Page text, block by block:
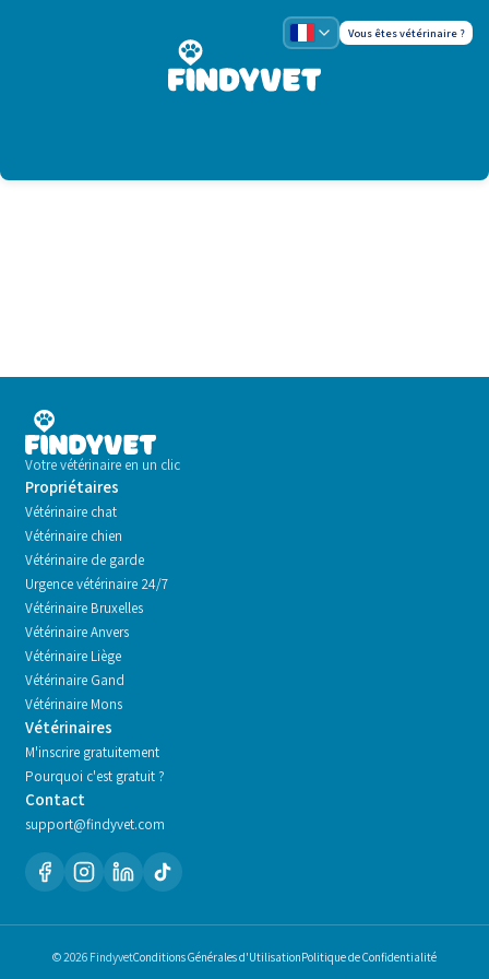
Vous êtes vétérinaire ?
Votre vétérinaire en un clic
Propriétaires
Vétérinaire chat
Vétérinaire chien
Vétérinaire de garde
Urgence vétérinaire 24/7
Vétérinaire Bruxelles
Vétérinaire Anvers
Vétérinaire Liège
Vétérinaire Gand
Vétérinaire Mons
Vétérinaires
M'inscrire gratuitement
Pourquoi c'est gratuit ?
Contact
support@findyvet.com
© 2026 FindyvetConditions Générales d'UtilisationPolitique de Confidentialité